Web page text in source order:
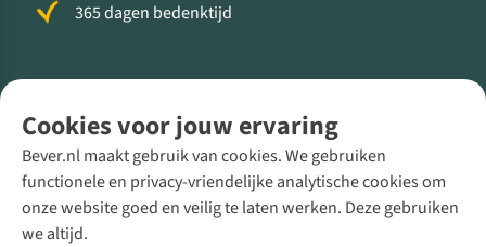
Cookies voor jouw ervaring
Bever.nl maakt gebruik van cookies. We gebruiken
functionele en privacy-vriendelijke analytische cookies om
onze website goed en veilig te laten werken. Deze gebruiken
we altijd.
365 dagen bedenktijd
Direct advies van een Buitenexpert